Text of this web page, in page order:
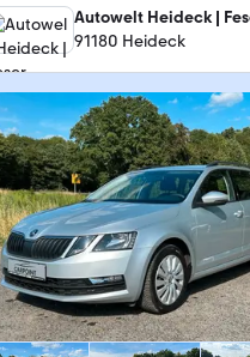
Autowelt Heideck |
91180 Heideck